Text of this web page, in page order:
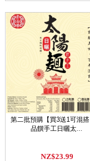
第二批預購【買3送1可混
品饌手工日曬太...
NZ$23.99